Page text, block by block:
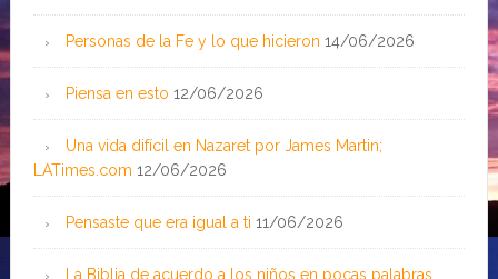
Personas de la Fe y lo que hicieron 14/06/2026
Piensa en esto 12/06/2026
Una vida difícil en Nazaret por James Martin;
LATimes.com 12/06/2026
Pensaste que era igual a ti 11/06/2026
La Biblia de acuerdo a los niños en pocas palabras